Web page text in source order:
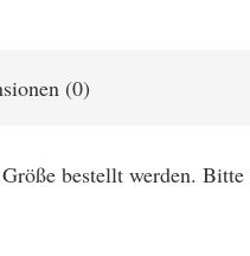
(0)
bestellt werden.